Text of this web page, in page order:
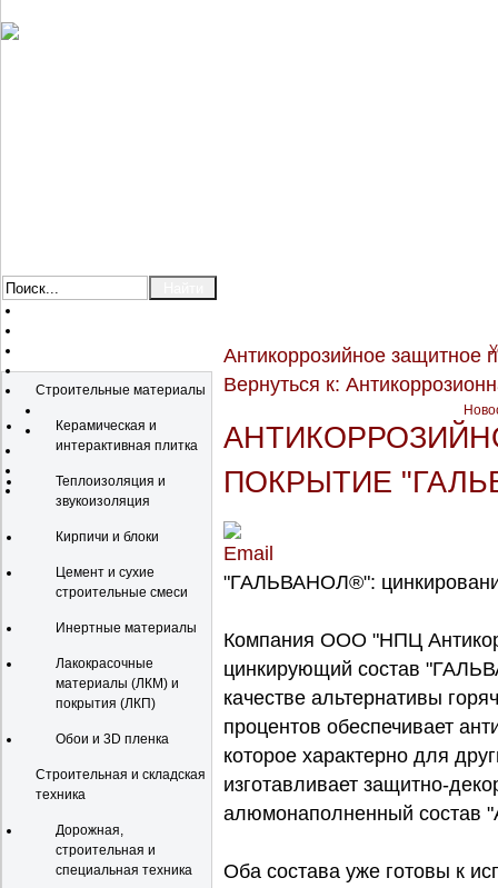
Строительные материалы
Керамическая и
интерактивная плитка
Теплоизоляция и
звукоизоляция
Кирпичи и блоки
Цемент и сухие
строительные смеси
Инертные материалы
Лакокрасочные
материалы (ЛКМ) и
покрытия (ЛКП)
Обои и 3D пленка
Строительная и складская
техника
Дорожная,
строительная и
специальная техника
Антикоррозийное
Вернуться к:
ПОКРЫТИЕ
"ГАЛЬВАНОЛ®":
Компания ООО "НПЦ
цинкирующий состав
качестве альтернативы
процентов обеспечивает
которое характерно для
изготавливает защитно-
алюмонаполненный
Оба состава уже готовы к